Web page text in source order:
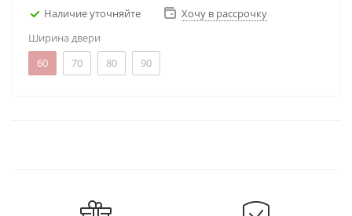
Наличие уточняйте
Хочу в рассрочку
Ширина двери
60
70 80 90